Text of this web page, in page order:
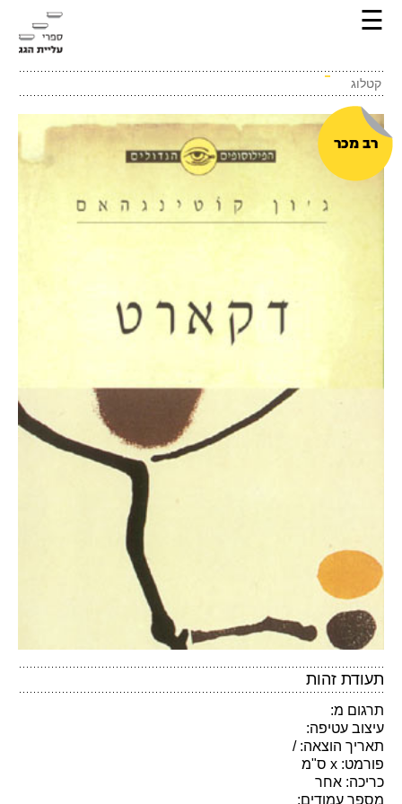
☰
קטלוג
תעודת זהות
תרגום מ:
עיצוב עטיפה:
תאריך הוצאה: /
פורמט: x ס"מ
כריכה: אחר
מספר עמודים: